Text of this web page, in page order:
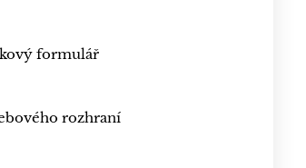
formulář
rozhraní